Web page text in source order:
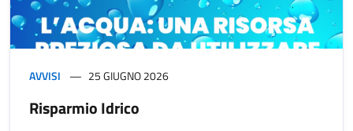
AVVISI 25 GIUGNO 2026
Risparmio Idrico